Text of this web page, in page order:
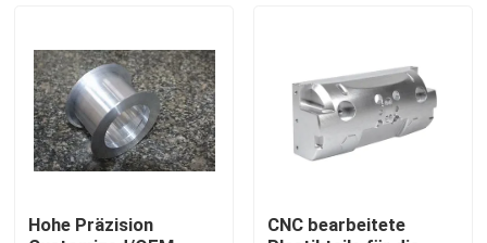
Haus
Hohe Präzision
CNC bearbeitete